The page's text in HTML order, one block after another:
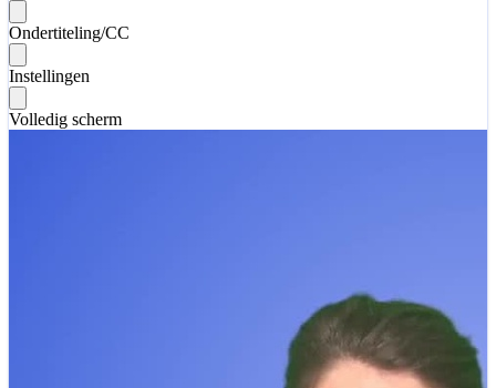
Ondertiteling/CC
Instellingen
Volledig scherm